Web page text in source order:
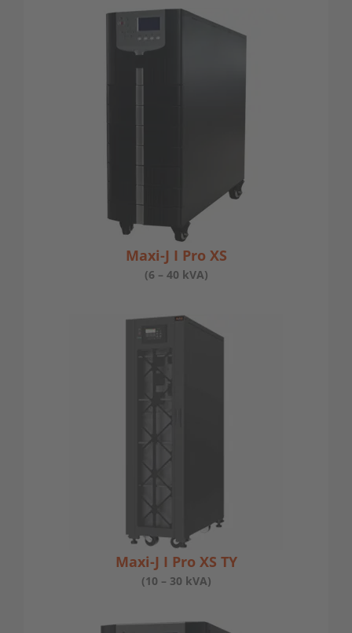
Maxi-J I Pro XS
(6 – 40 kVA)
Maxi-J I Pro XS TY
(10 – 30 kVA)